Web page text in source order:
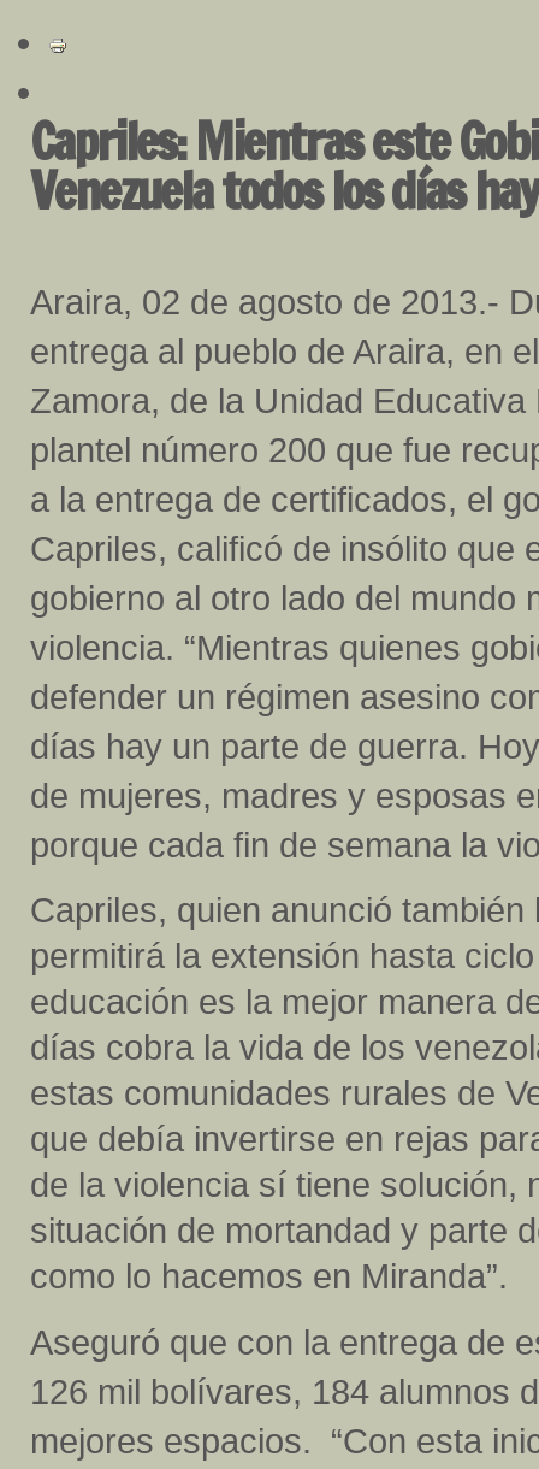
Capriles: Mientras este
Venezuela todos los días
Araira, 02 de agosto de 2013.-
entrega al pueblo de Araira, en
Zamora, de la Unidad Educativa
plantel número 200 que fue
a la entrega de certificados, el
Capriles, calificó de insólito que
gobierno al otro lado del mundo
violencia. “Mientras quienes
defender un régimen asesino
días hay un parte de guerra.
de mujeres, madres y esposas
porque cada fin de semana la
Capriles, quien anunció
permitirá la extensión hasta
educación es la mejor manera
días cobra la vida de los
estas comunidades rurales de
que debía invertirse en rejas
de la violencia sí tiene solución,
situación de mortandad y parte
como lo hacemos en Miranda”.
Aseguró que con la entrega de
126 mil bolívares, 184 alumnos
mejores espacios. “Con esta